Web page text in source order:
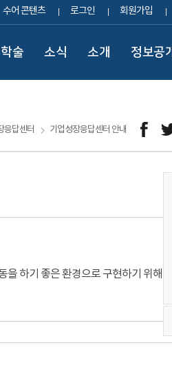
수어 콘텐츠 로그인 회원가입
학술 소식 소개 정보공
응답센터 기업성장응답센터 안내
을 하기 좋은 환경으로 구현하기 위해